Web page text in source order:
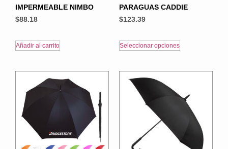
IMPERMEABLE NIMBO
$88.18
Añadir al carrito
PARAGUAS CADDIE
$123.39
Seleccionar opciones